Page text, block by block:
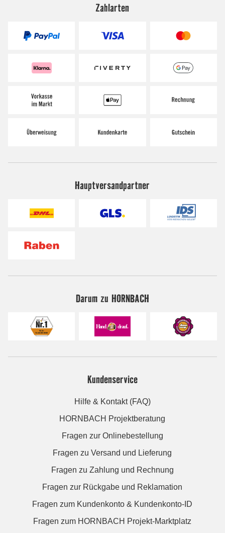
Zahlarten
Hauptversandpartner
Darum zu HORNBACH
Kundenservice
Hilfe & Kontakt (FAQ)
HORNBACH Projektberatung
Fragen zur Onlinebestellung
Fragen zu Versand und Lieferung
Fragen zu Zahlung und Rechnung
Fragen zur Rückgabe und Reklamation
Fragen zum Kundenkonto & Kundenkonto-ID
Fragen zum HORNBACH Projekt-Marktplatz